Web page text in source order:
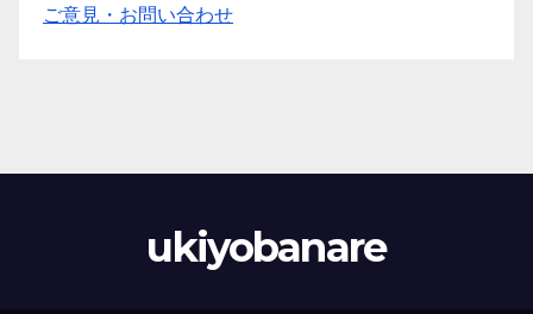
ご意見・お問い合わせ
ukiyobanare